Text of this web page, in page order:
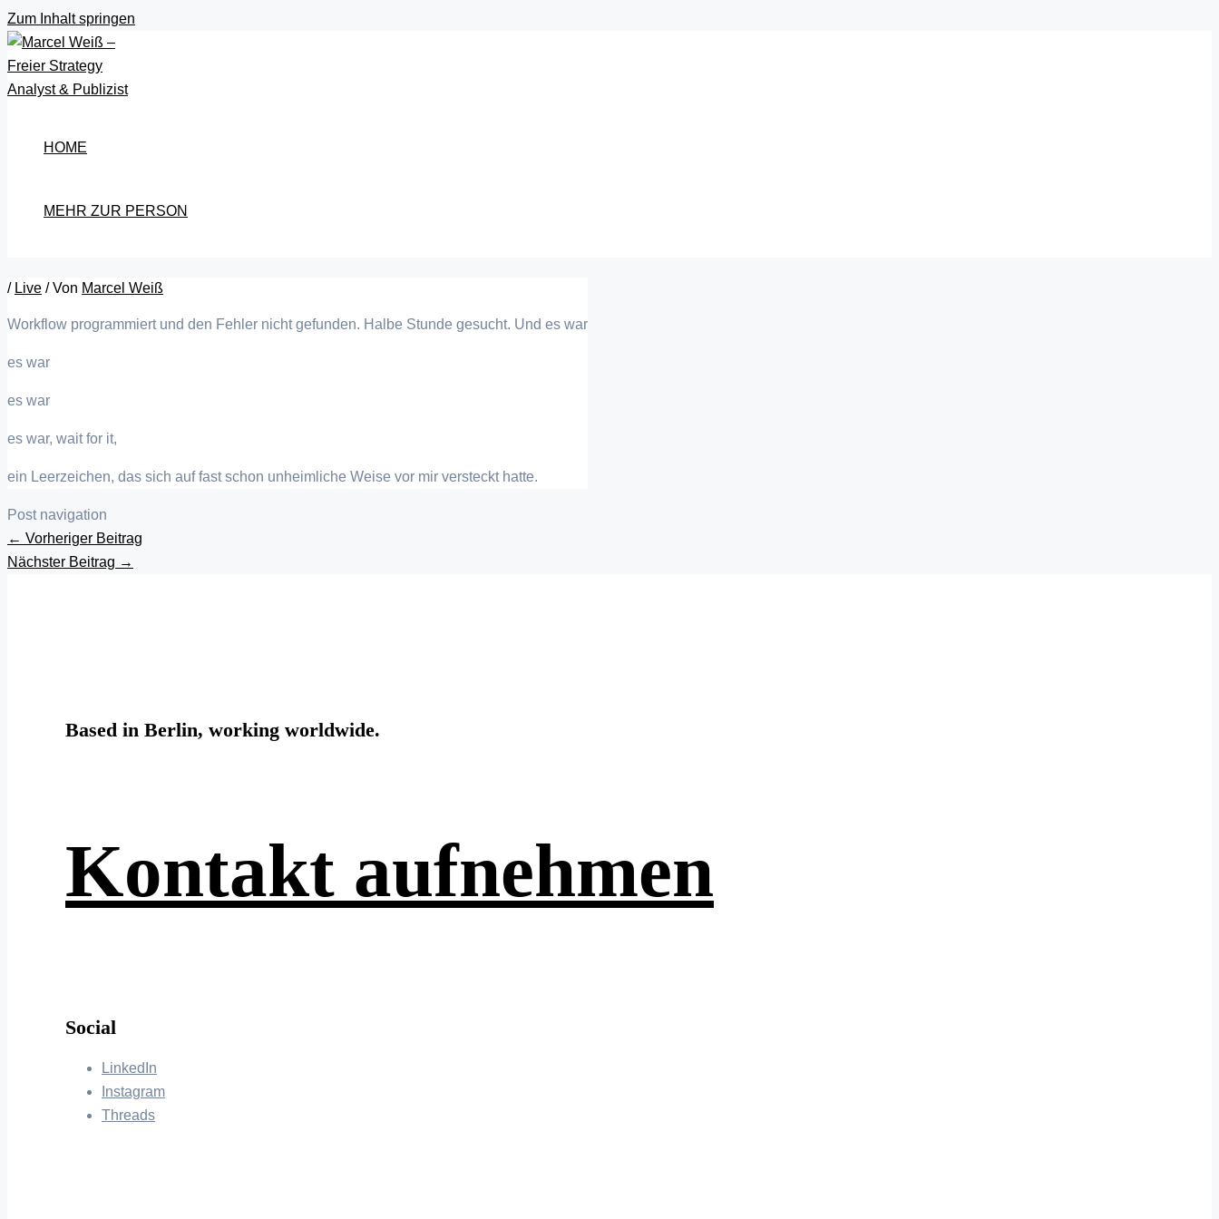
Zum Inhalt springen
HOME
MEHR ZUR PERSON
/ Live / Von Marcel Weiß
Workflow programmiert und den Fehler nicht gefunden. Halbe Stunde gesucht. Und es war
es war
es war
es war, wait for it,
ein Leerzeichen, das sich auf fast schon unheimliche Weise vor mir versteckt hatte.
Post navigation
← Vorheriger Beitrag
Nächster Beitrag →
Based in Berlin, working worldwide.
Kontakt aufnehmen
Social
LinkedIn
Instagram
Threads